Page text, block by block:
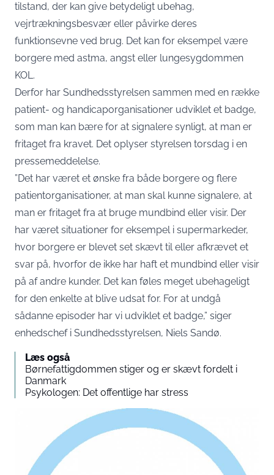
tilstand, der kan give betydeligt ubehag,
vejrtrækningsbesvær eller påvirke deres
funktionsevne ved brug. Det kan for eksempel være
borgere med astma, angst eller lungesygdommen
KOL.
Derfor har Sundhedsstyrelsen sammen med en række
patient- og handicaporganisationer udviklet et badge,
som man kan bære for at signalere synligt, at man er
fritaget fra kravet. Det oplyser styrelsen torsdag i en
pressemeddelelse.
”Det har været et ønske fra både borgere og flere
patientorganisationer, at man skal kunne signalere, at
man er fritaget fra at bruge mundbind eller visir. Der
har været situationer for eksempel i supermarkeder,
hvor borgere er blevet set skævt til eller afkrævet et
svar på, hvorfor de ikke har haft et mundbind eller visir
på af andre kunder. Det kan føles meget ubehageligt
for den enkelte at blive udsat for. For at undgå
sådanne episoder har vi udviklet et badge,” siger
enhedschef i Sundhedsstyrelsen, Niels Sandø.
Læs også
Børnefattigdommen stiger og er skævt fordelt i
Danmark
Psykologen: Det offentlige har stress